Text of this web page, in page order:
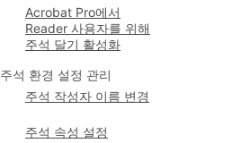
Acrobat Pro에서
Reader 사용자를 위해
주석 달기 활성화
주석 환경 설정 관리
주석 작성자 이름 변경
주석 속성 설정